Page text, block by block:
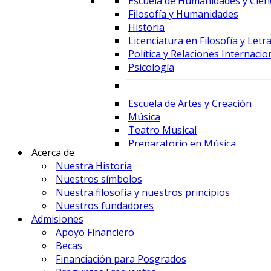
Filosofía y Humanidades
Historia
Licenciatura en Filosofía y
Política y Relaciones
Psicología
Escuela de Artes y Creación
Música
Teatro Musical
Preparatorio en Música
Prime Business School
Administración de Empresas y
Contaduría
Finanzas, Fintech y Comercio
Acerca de
Nuestra Historia
Nuestros símbolos
Nuestra filosofía y nuestros principios
Nuestros fundadores
Admisiones
Apoyo Financiero
Becas
Financiación para Posgrados